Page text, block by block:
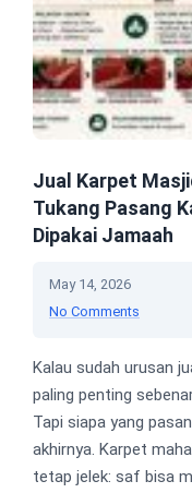
Jual Karpet
Tukang Pasang
Dipakai Jamaah
May 14, 2026
No Comments
Kalau sudah urusan
paling penting
Tapi siapa yang
akhirnya. Karpet
tetap jelek: saf bisa